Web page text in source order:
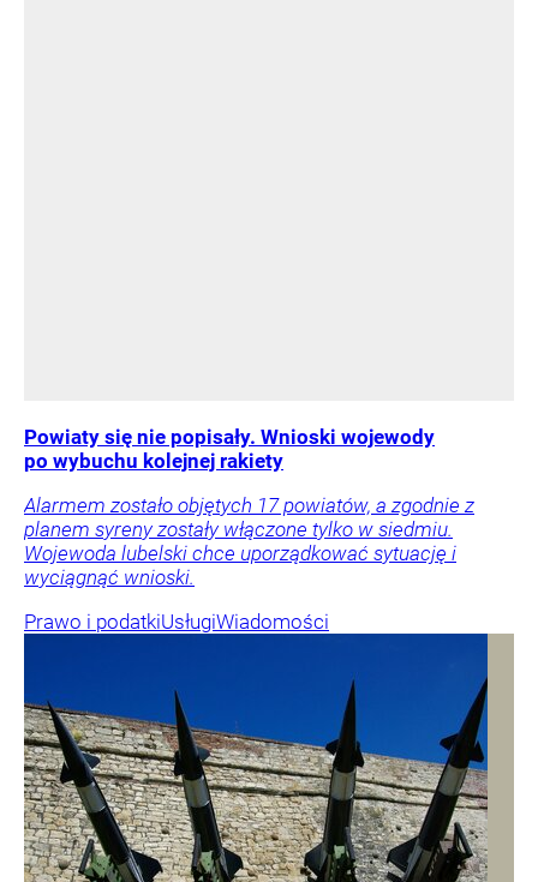
Powiaty się nie popisały. Wnioski wojewody
po wybuchu kolejnej rakiety
Alarmem zostało objętych 17 powiatów, a zgodnie z
planem syreny zostały włączone tylko w siedmiu.
Wojewoda lubelski chce uporządkować sytuację i
wyciągnąć wnioski.
Prawo i podatkiUsługiWiadomości